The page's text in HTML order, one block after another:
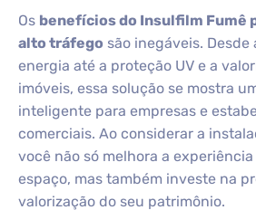
Os benefícios do Insulfilm Fumê
alto tráfego são inegáveis. Desde
energia até a proteção UV e a
imóveis, essa solução se mostra
inteligente para empresas e
comerciais. Ao considerar a
você não só melhora a
espaço, mas também investe na
valorização do seu patrimônio.